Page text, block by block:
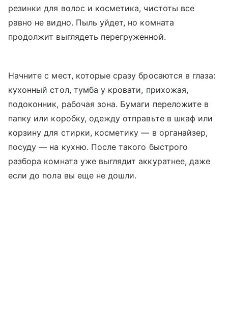
резинки для волос и косметика, чистоты все
равно не видно. Пыль уйдет, но комната
продолжит выглядеть перегруженной.
Начните с мест, которые сразу бросаются в глаза:
кухонный стол, тумба у кровати, прихожая,
подоконник, рабочая зона. Бумаги переложите в
папку или коробку, одежду отправьте в шкаф или
корзину для стирки, косметику — в органайзер,
посуду — на кухню. После такого быстрого
разбора комната уже выглядит аккуратнее, даже
если до пола вы еще не дошли.